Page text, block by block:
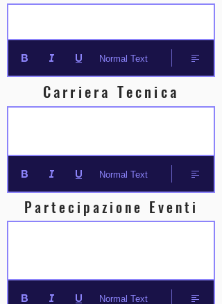
Normal Text
Carriera Tecnica
Normal Text
Partecipazione Eventi
Normal Text